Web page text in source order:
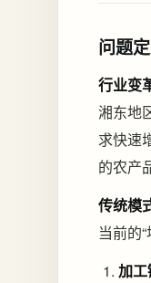
问题
行业变
湘东地
求快速
的农产
传统模
当前的
加